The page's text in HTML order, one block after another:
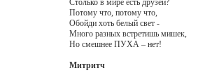
Потому что, потому что,
Обойди хоть белый свет -
Много разных встретишь мишек,
Но смешнее ПУХА – нет!
Митритч